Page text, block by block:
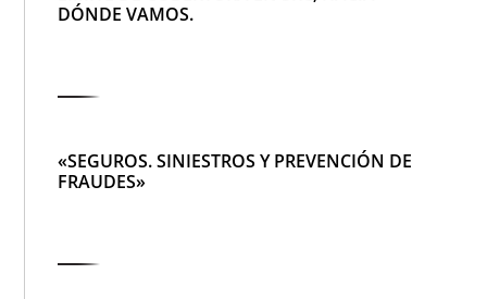
DÓNDE VAMOS.
«SEGUROS. SINIESTROS Y PREVENCIÓN DE
FRAUDES»